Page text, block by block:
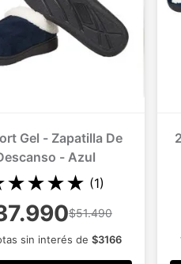
Gel - Zapatilla De
- Azul
★★★★ (1)
$51.490
sin interés de $3166